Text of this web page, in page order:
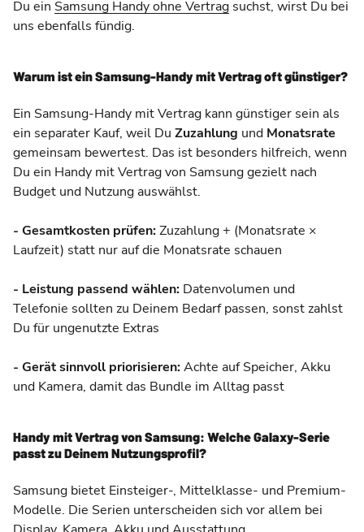
Du ein Samsung Handy ohne Vertrag suchst, wirst Du bei
uns ebenfalls fündig.
Warum ist ein Samsung-Handy mit Vertrag oft günstiger?
Ein Samsung-Handy mit Vertrag kann günstiger sein als
ein separater Kauf, weil Du Zuzahlung und Monatsrate
gemeinsam bewertest. Das ist besonders hilfreich, wenn
Du ein Handy mit Vertrag von Samsung gezielt nach
Budget und Nutzung auswählst.
- Gesamtkosten prüfen:Zuzahlung + (Monatsrate ×
Laufzeit) statt nur auf die Monatsrate schauen
- Leistung passend wählen: Datenvolumen und
Telefonie sollten zu Deinem Bedarf passen, sonst zahlst
Du für ungenutzte Extras
- Gerät sinnvoll priorisieren:Achte auf Speicher, Akku
und Kamera, damit das Bundle im Alltag passt
Handy mit Vertrag von Samsung: Welche Galaxy-Serie
passt zu Deinem Nutzungsprofil?
Samsung bietet Einsteiger-, Mittelklasse- und Premium-
Modelle. Die Serien unterscheiden sich vor allem bei